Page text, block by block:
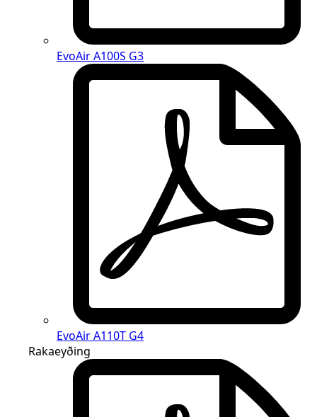
EvoAir A100S G3
EvoAir A110T G4
Rakaeyðing